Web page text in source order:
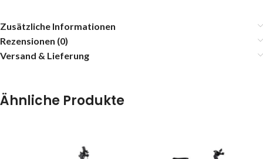
Zusätzliche Informationen
Rezensionen (0)
Versand & Lieferung
Ähnliche Produkte